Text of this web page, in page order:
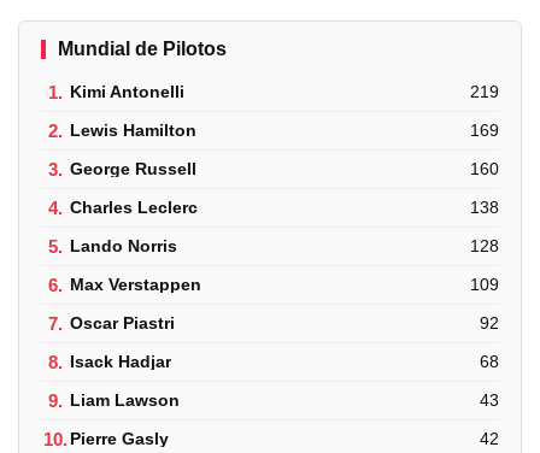
Mundial de Pilotos
1. Kimi Antonelli 219
2. Lewis Hamilton 169
3. George Russell 160
4. Charles Leclerc 138
5. Lando Norris 128
6. Max Verstappen 109
7. Oscar Piastri 92
8. Isack Hadjar 68
9. Liam Lawson 43
10.Pierre Gasly 42